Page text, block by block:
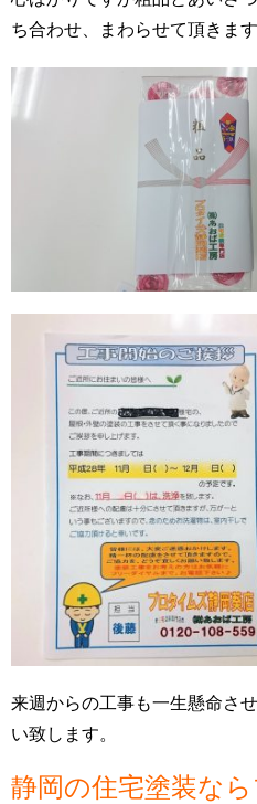
ち合わせ、まわらせて頂きます
来週からの工事も一生懸命さ
い致します。
静岡の住宅塗装な